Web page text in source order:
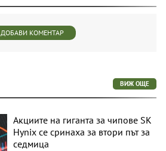
ДОБАВИ КОМЕНТАР
ВИЖ ОЩЕ
Акциите на гиганта за чипове SK
Hynix се сринаха за втори път за
седмица